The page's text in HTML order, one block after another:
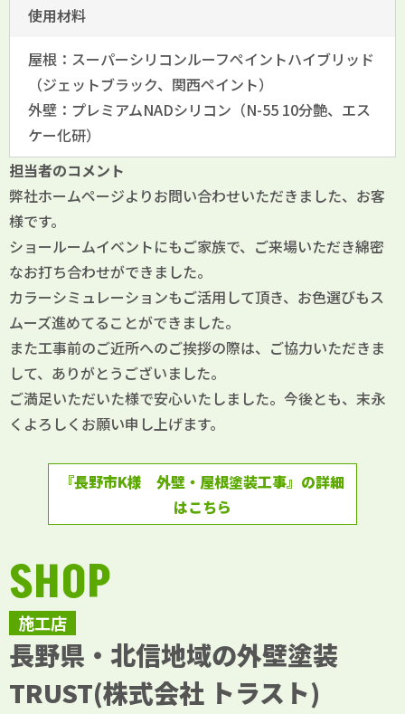
使用材料
屋根：スーパーシリコンルーフペイントハイブリッド
（ジェットブラック、関西ペイント）
外壁：プレミアムNADシリコン（N-55 10分艶、エス
ケー化研）
担当者のコメント
弊社ホームページよりお問い合わせいただきました、お客
様です。
ショールームイベントにもご家族で、ご来場いただき綿密
なお打ち合わせができました。
カラーシミュレーションもご活用して頂き、お色選びもス
ムーズ進めてることができました。
また工事前のご近所へのご挨拶の際は、ご協力いただきま
して、ありがとうございました。
ご満足いただいた様で安心いたしました。今後とも、末永
くよろしくお願い申し上げます。
『長野市K様 外壁・屋根塗装工事』の詳細
はこちら
施工店
SHOP
長野県・北信地域の外壁塗装
TRUST(株式会社 トラスト)